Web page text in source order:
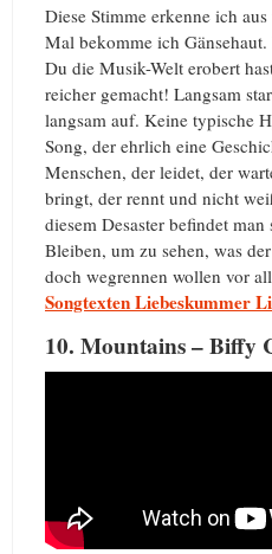
Diese Stimme erkenne ich
Mal bekomme ich Gänsehaut.
Du die Musik-Welt erobert
reicher gemacht! Langsam
langsam auf. Keine typische
Song, der ehrlich eine
Menschen, der leidet, der
bringt, der rennt und nicht
diesem Desaster befindet
Bleiben, um zu sehen, was
doch wegrennen wollen vor
Songtexten Liebeskummer
10. Mountains – Biffy